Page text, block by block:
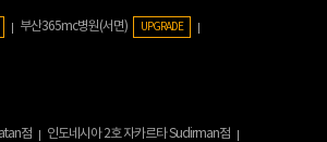
부산365mc병원(서면) UPGRADE
점
인도네시아 2호 자카르타 Sudirman점